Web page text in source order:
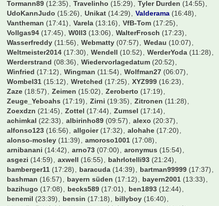
Schmorkönig09(11:19) Schmucki(10:55)
Schneckerl(17:41) Schnitzel(11:11) Schockse(17:44)
Schroeder(13:41) Schumi88(09:02) Schwabo(15:33)
Schwenka5(17:15) Seppel01(15:14) Sh1v0r(15:06)
Simifcb(17:39) Simon Westwood(16:49) SimonE(17:03)
Simon_089(14:00) Sindre(22:35) Sisan(16:19)
Slap0r(13:32) Snx_FCB(16:37) SoccerFreak(17:11)
SoccerKing(17:07) Spatzl (17:44) Speedy(16:13)
Sportallrounder85(17:23) Spreitzer(10:08)
Sprudelhuhn (07:54) Stef_an (16:44) StefanNBY
Stefano(14:02) Steffi123(00:19) Steve_McManaman(16:11)
StgtHofbraeu(17:40) Stormbiker(18:27) Stowasser
StubbyBVB(13:20) Sturmi74 (22:18) Suedtribuene
Suedwestpfalz(13:49) TGR (17:16) TH2802(17:33)
TSV(16:59) T_1904(13:03) Takko(16:47) Talant
Taro93(16:38) Terrortroll(17:38) The1AndOnly(17:42)
Thomas1860(12:55) TiRo-88(09:04) Ticketchef2006
Tiger(15:58) Tim586 (15:41) Timdergroundhopper(17:35)
Timmy(17:22) TimoStr(01:05) Titanium(21:44)
ToDo1909 (16:17) Tobi05(17:43) Tobitobsen(09:10)
Tobse32 (15:36) Toffi(15:45) Tom15.32(11:35)